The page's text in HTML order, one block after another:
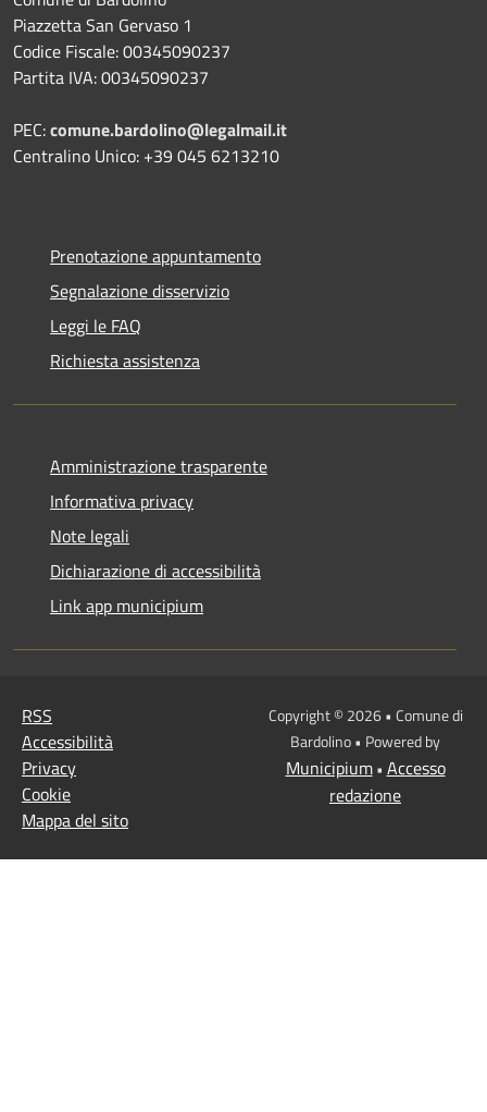
Piazzetta San Gervaso 1
Codice Fiscale: 00345090237
Partita IVA: 00345090237
PEC:comune.bardolino@legalmail.it
Centralino Unico: +39 045 6213210
Prenotazione appuntamento
Segnalazione disservizio
Leggi le FAQ
Richiesta assistenza
Amministrazione trasparente
Informativa privacy
Note legali
Dichiarazione di accessibilità
Link app municipium
RSS
Accessibilità
Privacy
Cookie
Mappa del sito
Copyright © 2026 • Comune di
Bardolino • Powered by
Municipium• Accesso
redazione